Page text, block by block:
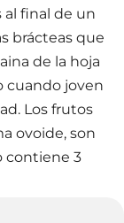
al final de un
brácteas que
de la hoja
cuando joven
Los frutos
ovoide, son
contiene 3